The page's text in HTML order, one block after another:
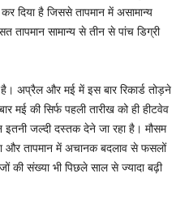
कर दिया है जिससे तापमान में असामान्य
तापमान सामान्य से तीन से पांच डिग्री
अप्रैल और मई में इस बार रिकार्ड तोड़ने
मई की सिर्फ पहली तारीख को ही हीटवेव
इतनी जल्दी दस्तक देने जा रहा है। मौसम
और तापमान में अचानक बदलाव से फसलों
की संख्या भी पिछले साल से ज्यादा बढ़ी